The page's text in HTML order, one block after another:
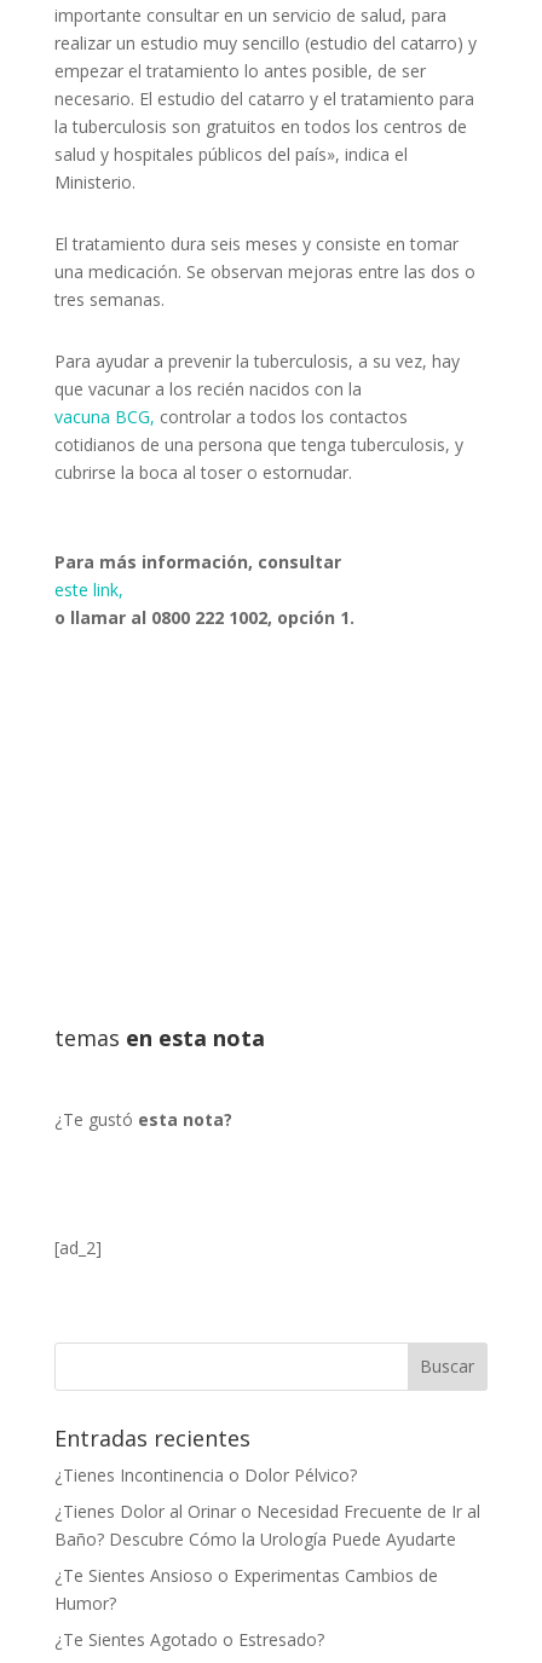
importante consultar en un servicio de salud, para
realizar un estudio muy sencillo (estudio del catarro) y
empezar el tratamiento lo antes posible, de ser
necesario. El estudio del catarro y el tratamiento para
la tuberculosis son gratuitos en todos los centros de
salud y hospitales públicos del país», indica el
Ministerio.
El tratamiento dura seis meses y consiste en tomar
una medicación. Se observan mejoras entre las dos o
tres semanas.
Para ayudar a prevenir la tuberculosis, a su vez, hay
que vacunar a los recién nacidos con la
vacuna BCG, controlar a todos los contactos
cotidianos de una persona que tenga tuberculosis, y
cubrirse la boca al toser o estornudar.
Para más información, consultar
este link,
o llamar al 0800 222 1002, opción 1.
temas en esta nota
¿Te gustó esta nota?
[ad_2]
Entradas recientes
¿Tienes Incontinencia o Dolor Pélvico?
¿Tienes Dolor al Orinar o Necesidad Frecuente de Ir al
Baño? Descubre Cómo la Urología Puede Ayudarte
¿Te Sientes Ansioso o Experimentas Cambios de
Humor?
¿Te Sientes Agotado o Estresado?